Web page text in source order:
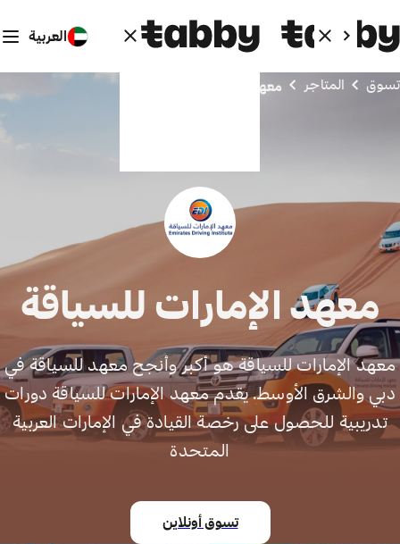
العربية
تسوق المتاجر معهد الإمارات للسياقة
معهد الإمارات للسياقة
معهد الإمارات للسياقة هو أكبر وأنجح معهد للسياقة في
دبي والشرق الأوسط. يقدم معهد الإمارات للسياقة دورات
تدريبية للحصول على رخصة القيادة في الإمارات العربية
المتحدة
تسوق أونلاين